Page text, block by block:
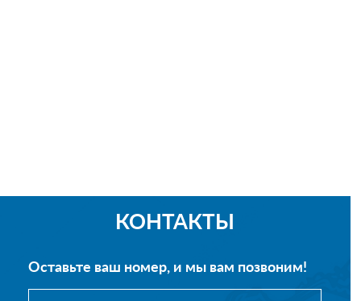
КОНТАКТЫ
Оставьте ваш номер, и мы вам позвоним!